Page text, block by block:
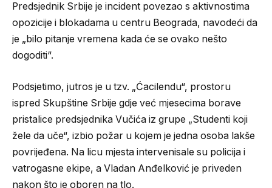
Predsjednik Srbije je incident povezao s aktivnostima
opozicije i blokadama u centru Beograda, navodeći da
je „bilo pitanje vremena kada će se ovako nešto
dogoditi“.
Podsjetimo, jutros je u tzv. „Ćacilendu“, prostoru
ispred Skupštine Srbije gdje već mjesecima borave
pristalice predsjednika Vučića iz grupe „Studenti koji
žele da uče“, izbio požar u kojem je jedna osoba lakše
povrijeđena. Na licu mjesta intervenisale su policija i
vatrogasne ekipe, a Vladan Anđelković je priveden
nakon što je oboren na tlo.